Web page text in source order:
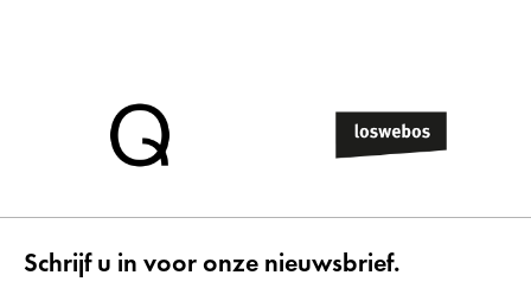
Schrijf u in voor onze nieuwsbrief.